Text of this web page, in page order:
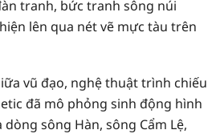
tranh, bức tranh sông núi
lên qua nét vẽ mực tàu trên
vũ đạo, nghệ thuật trình chiếu
đã mô phỏng sinh động hình
sông Hàn, sông Cẩm Lệ,